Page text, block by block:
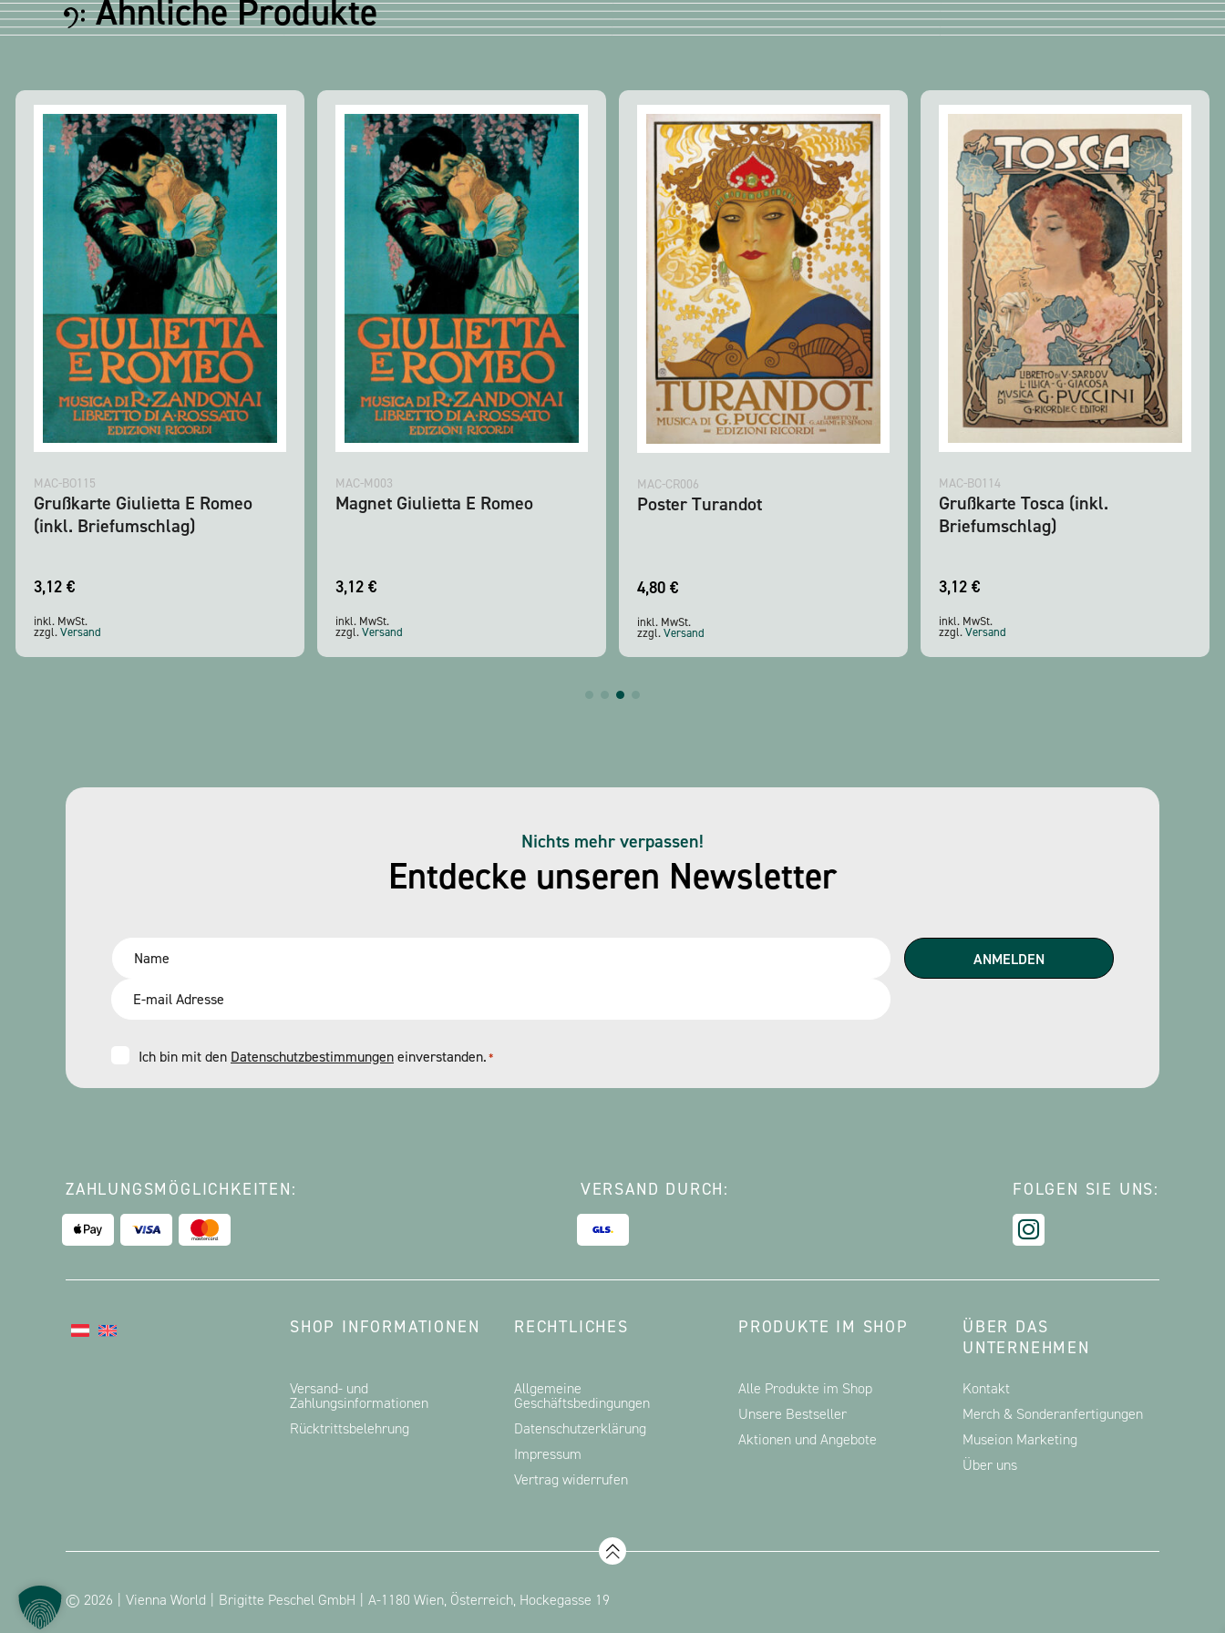
Ähnliche Produkte
MAC-BO115
Grußkarte Giulietta E Romeo
(inkl. Briefumschlag)
3,12 €
inkl. MwSt.
zzgl.Versand
MAC-M003
Magnet Giulietta E Romeo
3,12 €
inkl. MwSt.
zzgl.Versand
MAC-CR006
Poster Turandot
4,80 €
inkl. MwSt.
zzgl.Versand
MAC-BO114
Grußkarte Tosca (inkl.
Briefumschlag)
3,12 €
inkl. MwSt.
zzgl.Versand
Entdecke unseren Newsletter
Nichts mehr verpassen!
Name
Email
Consent
*
Ich bin mit den Datenschutzbestimmungeneinverstanden.*
ZAHLUNGSMÖGLICHKEITEN: VERSAND DURCH: FOLGEN SIE UNS:
SHOP INFORMATIONEN
Versand- und
Zahlungsinformationen
Rücktrittsbelehrung
RECHTLICHES
Allgemeine
Geschäftsbedingungen
Datenschutzerklärung
Impressum
Vertrag widerrufen
PRODUKTE IM SHOP
Alle Produkte im Shop
Unsere Bestseller
Aktionen und Angebote
ÜBER DAS
UNTERNEHMEN
Kontakt
Merch & Sonderanfertigungen
Museion Marketing
Über uns
© 2026 Vienna World Brigitte Peschel GmbH A-1180 Wien, Österreich, Hockegasse 19